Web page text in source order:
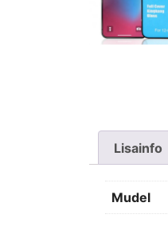
Lisainfo
Mudel